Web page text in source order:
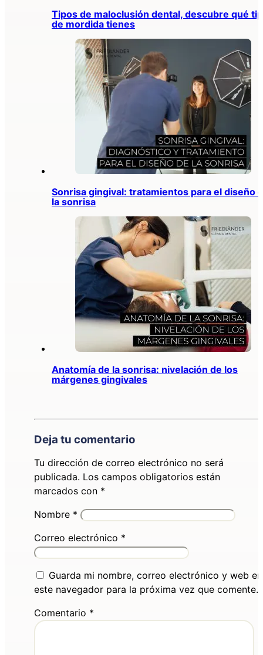
Tipos de maloclusión dental, descubre qué
de mordida tienes
Sonrisa gingival: tratamientos para el diseño
la sonrisa
Anatomía de la sonrisa: nivelación de los
márgenes gingivales
Deja tu comentario
Tu dirección de correo electrónico no será
publicada. Los campos obligatorios están
marcados con *
Nombre *
Correo electrónico *
Guarda mi nombre, correo electrónico y web en
este navegador para la próxima vez que comente.
Comentario *